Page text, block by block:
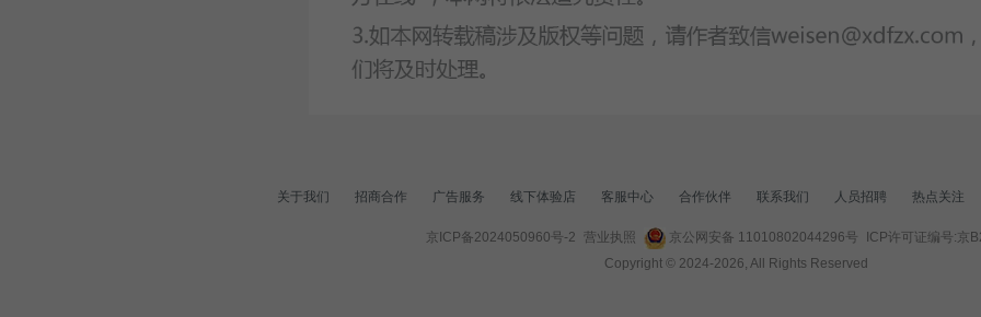
关于我们 招商合作 广告服务 线下体验店 客服中心 合作伙伴 联系我们 人员招聘 热点关注
京ICP备2024050960号-2 营业执照 京公网安备 11010802044296号
ICP许可证编号:京
Copyright © 2024-2026 , All Rights Reserved